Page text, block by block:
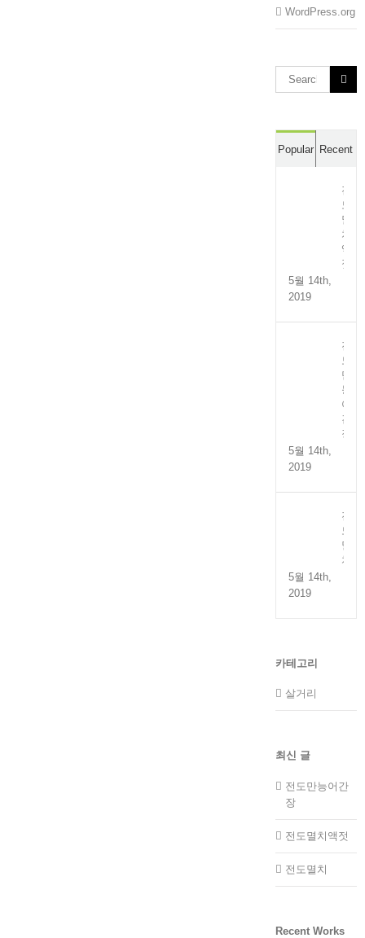
WordPress.org
Search
for:
Popular Recent
전
도
멸
치
액
젓
5월 14th,
2019
전
도
만
능
어
간
장
5월 14th,
2019
전
도
멸
치
5월 14th,
2019
카테고리
살거리
최신 글
전도만능어간
장
전도멸치액젓
전도멸치
Recent Works